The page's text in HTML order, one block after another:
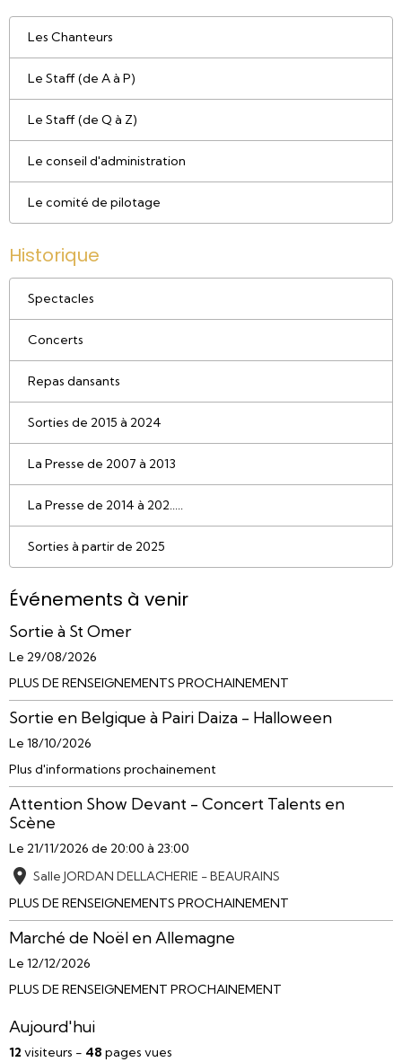
Les Chanteurs
Le Staff (de A à P)
Le Staff (de Q à Z)
Le conseil d'administration
Le comité de pilotage
Historique
Spectacles
Concerts
Repas dansants
Sorties de 2015 à 2024
La Presse de 2007 à 2013
La Presse de 2014 à 202.....
Sorties à partir de 2025
Événements à venir
Sortie à St Omer
Le 29/08/2026
PLUS DE RENSEIGNEMENTS PROCHAINEMENT
Sortie en Belgique à Pairi Daiza - Halloween
Le 18/10/2026
Plus d'informations prochainement
Attention Show Devant - Concert Talents en
Scène
Le 21/11/2026 de 20:00 à 23:00
Salle JORDAN DELLACHERIE - BEAURAINS
PLUS DE RENSEIGNEMENTS PROCHAINEMENT
Marché de Noël en Allemagne
Le 12/12/2026
PLUS DE RENSEIGNEMENT PROCHAINEMENT
Aujourd'hui
12 visiteurs - 48 pages vues